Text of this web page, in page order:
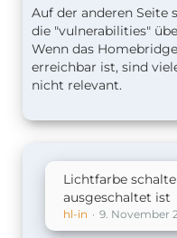
Auf der anderen Seite
die "vulnerabilities"
Wenn das
erreichbar ist, sind
nicht relevant.
Lichtfarbe
ausgeschaltet ist
hl-in 9. November